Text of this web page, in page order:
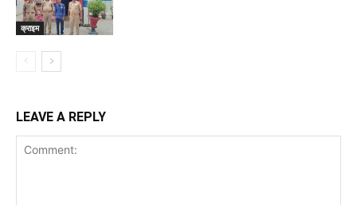
क्राइम
LEAVE A REPLY